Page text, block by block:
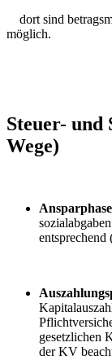
dort sind
möglich.
Steuer- und
Wege)
entsprechend
gesetzlichen
der KV